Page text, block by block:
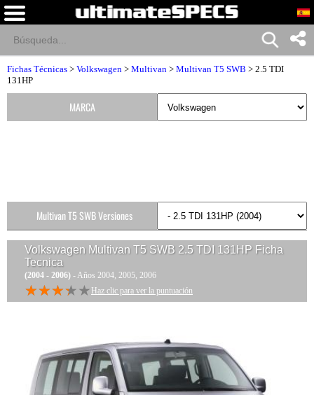
Fichas Técnicas > Volkswagen > Multivan > Multivan T5 SWB > 2.5 TDI
131HP
Volkswagen Multivan T5 SWB 2.5 TDI 131HP Ficha
Tecnica
(2004 - 2006) - Años 2004, 2005, 2006
★★★★★
★★★★★ Haz clic para ver la puntuación
MARCA
Multivan T5 SWB Versiones